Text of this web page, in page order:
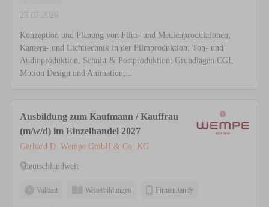
25.07.2026
Konzeption und Planung von Film- und Medienproduktionen;
Kamera- und Lichttechnik in der Filmproduktion; Ton- und
Audioproduktion, Schnitt & Postproduktion; Grundlagen CGI,
Motion Design und Animation;...
Ausbildung zum Kaufmann / Kauffrau
(m/w/d) im Einzelhandel 2027
Gerhard D. Wempe GmbH & Co. KG
deutschlandweit
Vollzeit Weiterbildungen Firmenhandy